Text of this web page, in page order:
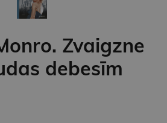
Zvaigzne
debesīm